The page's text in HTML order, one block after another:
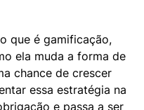
que é gamificação,
ela muda a forma de
chance de crescer
essa estratégia na
e passa a ser